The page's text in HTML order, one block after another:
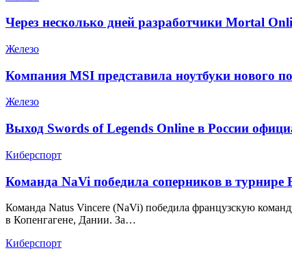
Через несколько дней разработчики Mortal
Железо
Компания MSI представила ноутбуки нового
Железо
Выход Swords of Legends Online в России
Киберспорт
Команда NaVi победила соперников в
Команда Natus Vincere (NaVi) победила французскую
в Копенгагене, Дании. За…
Киберспорт